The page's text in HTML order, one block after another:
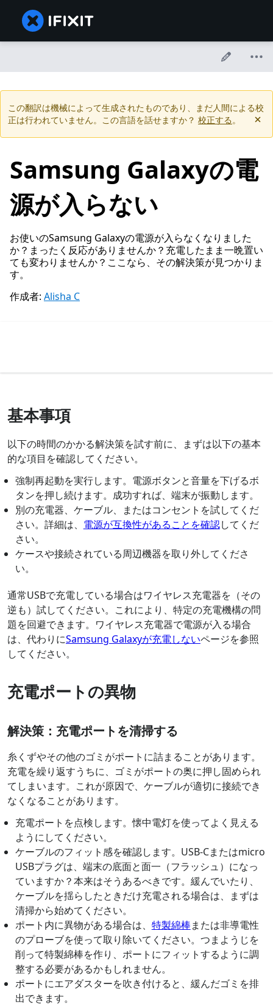
この翻訳は機械によって生成されたものであり、まだ人間による校
正は行われていません。この言語を話せますか？ 校正する。
Samsung Galaxyの電
源が入らない
お使いのSamsung Galaxyの電源が入らなくなりました
か？まったく反応がありませんか？充電したまま一晩置い
ても変わりませんか？ここなら、その解決策が見つかりま
す。
作成者: Alisha C
基本事項
以下の時間のかかる解決策を試す前に、まずは以下の基本
的な項目を確認してください。
強制再起動を実行します。電源ボタンと音量を下げるボ
タンを押し続けます。成功すれば、端末が振動します。
別の充電器、ケーブル、またはコンセントを試してくだ
さい。詳細は、 電源が互換性があることを確認してくだ
さい。
ケースや接続されている周辺機器を取り外してくださ
い。
通常USBで充電している場合はワイヤレス充電器を（その
逆も）試してください。これにより、特定の充電機構の問
題を回避できます。ワイヤレス充電器で電源が入る場合
は、代わりにSamsung Galaxyが充電しないページを参照
してください。
充電ポートの異物
解決策：充電ポートを清掃する
糸くずやその他のゴミがポートに詰まることがあります。
充電を繰り返すうちに、ゴミがポートの奥に押し固められ
てしまいます。これが原因で、ケーブルが適切に接続でき
なくなることがあります。
充電ポートを点検します。懐中電灯を使ってよく見える
ようにしてください。
ケーブルのフィット感を確認します。USB-Cまたはmicro
USBプラグは、端末の底面と面一（フラッシュ）になっ
ていますか？本来はそうあるべきです。緩んでいたり、
ケーブルを揺らしたときだけ充電される場合は、まずは
清掃から始めてください。
ポート内に異物がある場合は、 特製綿棒または非導電性
のプローブを使って取り除いてください。つまようじを
削って特製綿棒を作り、ポートにフィットするように調
整する必要があるかもしれません。
ポートにエアダスターを吹き付けると、緩んだゴミを排
出できます。